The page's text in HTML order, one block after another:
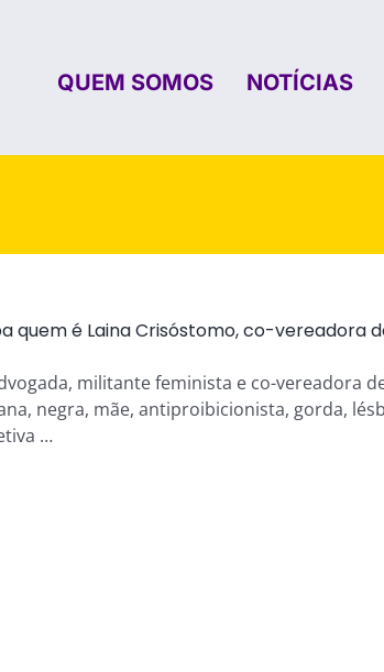
QUEM SOMOS NOTÍCIAS
quem é Laina Crisóstomo, co-vereadora
militante feminista e co-vereadora
negra, mãe, antiproibicionista, gorda,
…